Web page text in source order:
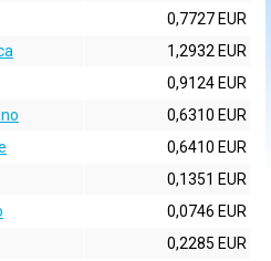
0,7727 EUR
1,2932 EUR
0,9124 EUR
0,6310 EUR
0,6410 EUR
0,1351 EUR
0,0746 EUR
0,2285 EUR